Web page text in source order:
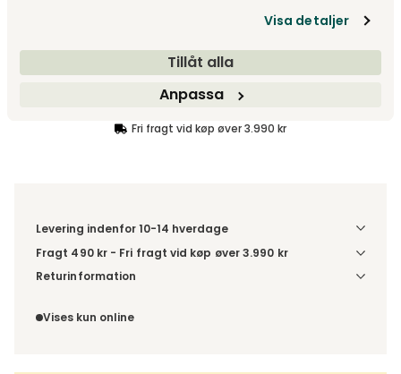
Visa detaljer
Tillåt alla
Anpassa
2 995 kr
Læg i kurv
Fri fragt vid køp øver 3.990 kr
Levering indenfor 10-14 hverdage
Fragt 490 kr - Fri fragt vid køp øver 3.990 kr
Denne vare leveres til din dør/tomtgrænse. Inden levering
produkter, sendes hele ordren samlet.
Returinformation
ordre.
Vises kun online